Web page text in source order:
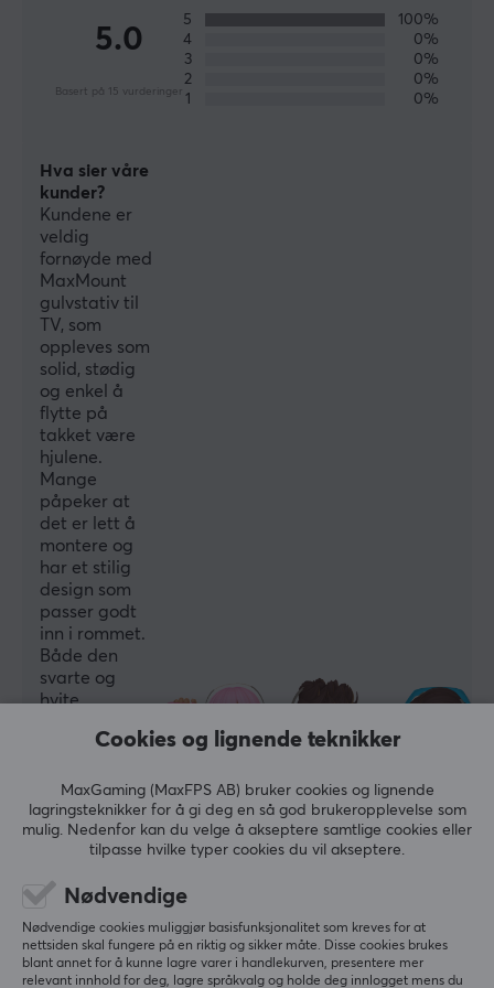
plasser dem på en smartere måte.
SPESIFIKASJONER
17 kg
Bredde
41 cm
Dybde
41 cm
Høyde
122.2 cm
EGENSKAPER
Antall skjermer
Materiale
Plast
Rotasjon
+180°~-180°
Snuområde
Freestanding
Tipping
+75°~-45°
Farge
Svart
FUNKSJONER
5.0
Basert på 15 vurderinger
5
100%
4
0%
3
0%
2
0%
1
0%
Hva sier våre
kunder?
Kundene er
veldig
fornøyde med
MaxMount
gulvstativ til
TV, som
oppleves som
solid, stødig
og enkel å
flytte på
takket være
hjulene.
Mange
påpeker at
det er lett å
montere og
har et stilig
design som
passer godt
inn i rommet.
Både den
svarte og
hvite
funksjonalitet.
Oppsummert med AI av GAMIFIERA.®
Relevans
Alle anmeldelser
Cookies og lignende teknikker
MaxGaming (MaxFPS AB) bruker cookies og lignende
lagringsteknikker for å gi deg en så god brukeropplevelse som
mulig. Nedenfor kan du velge å akseptere samtlige cookies eller
tilpasse hvilke typer cookies du vil akseptere.
Nødvendige
Nødvendige cookies muliggjør basisfunksjonalitet som kreves for at
nettsiden skal fungere på en riktig og sikker måte. Disse cookies brukes
blant annet for å kunne lagre varer i handlekurven, presentere mer
relevant innhold for deg, lagre språkvalg og holde deg innlogget mens du